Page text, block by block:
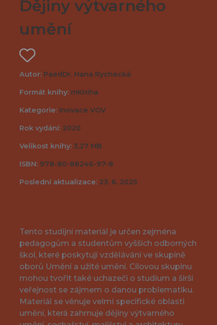
Dějiny výtvarného
umění
Autor: PaedDr. Hana Rychecká
Formát knihy: mKniha
Kategorie: Inovace VOV
Rok vydání: 2020
Velikost knihy: 3,27 MB
ISBN: 978-80-88246-97-8
Poslední aktualizace: 23. 6. 2025
Tento studijní materiál je určen zejména
pedagogům a studentům vyšších odborných
škol, které poskytují vzdělávání ve skupině
oborů Umění a užité umění. Cílovou skupinu
mohou tvořit také uchazeči o studium a širší
veřejnost se zájmem o danou problematiku.
Materiál se věnuje velmi specifické oblasti
umění, která zahrnuje dějiny výtvarného